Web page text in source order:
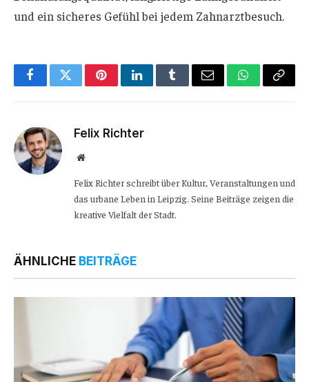
und ein sicheres Gefühl bei jedem Zahnarztbesuch.
FacebookTwitterPinterestLinkedInTumblrEmail WhatsApp
Copy
Felix Richter
Website
Felix Richter schreibt über Kultur, Veranstaltungen und
das urbane Leben in Leipzig. Seine Beiträge zeigen die
kreative Vielfalt der Stadt.
ÄHNLICHE BEITRÄGE